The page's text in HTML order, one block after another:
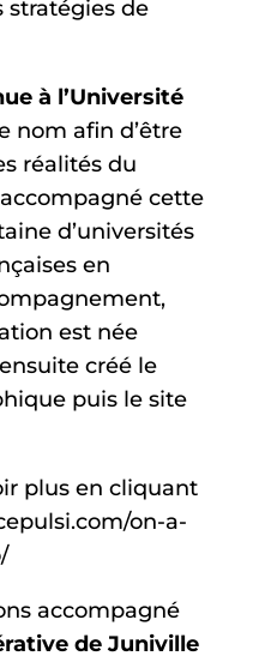
stratégies de
à l’Université
nom afin d’être
réalités du
cette
d’universités
en
est née
créé le
puis le site
plus en cliquant
on-a-
accompagné
de Juniville